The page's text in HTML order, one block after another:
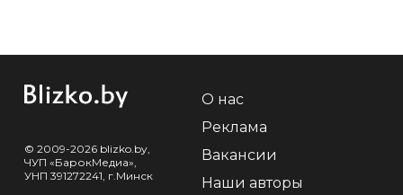
© 2009-2026 blizko.by,
ЧУП «БарокМедиа»,
УНП 391272241, г.Минск
О нас
Реклама
Вакансии
Наши авторы